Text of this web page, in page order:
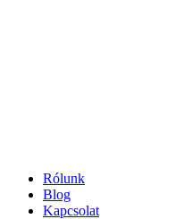
Rólunk
Blog
Kapcsolat